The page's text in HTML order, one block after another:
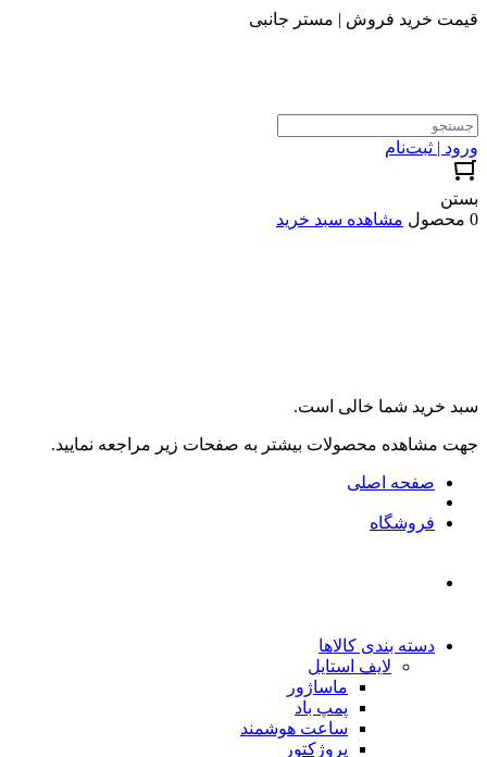
قیمت خرید فروش | مستر جانبی
ورود | ثبت‌نام
بستن
0 محصول
مشاهده سبد خرید
سبد خرید شما خالی است.
جهت مشاهده محصولات بیشتر به صفحات زیر مراجعه نمایید.
صفحه اصلی
فروشگاه
دسته بندی کالاها
لایف استایل
ماساژور
پمپ باد
ساعت هوشمند
پروژکتور